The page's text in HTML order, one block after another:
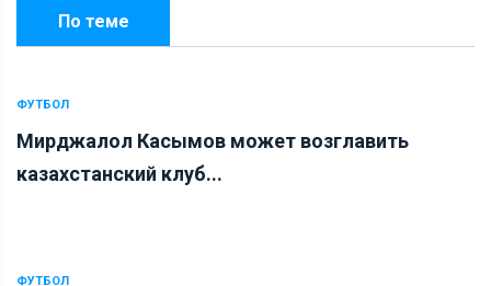
По теме
ФУТБОЛ
Мирджалол Касымов может возглавить
казахстанский клуб...
ФУТБОЛ